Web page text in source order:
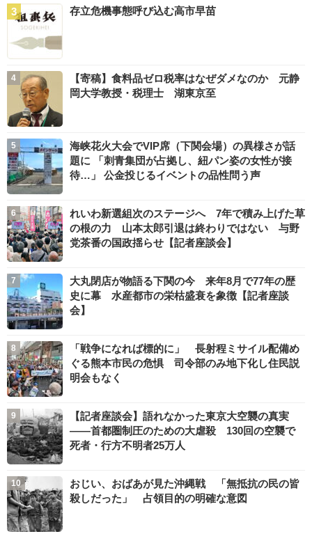
存立危機事態呼び込む高市早苗
【寄稿】食料品ゼロ税率はなぜダメなのか 元静
岡大学教授・税理士 湖東京至
海峡花火大会でVIP席（下関会場）の異様さが話
題に 「刺青集団が占拠し、紐パン姿の女性が接
待…」 公金投じるイベントの品性問う声
れいわ新選組次のステージへ 7年で積み上げた草
の根の力 山本太郎引退は終わりではない 与野
党茶番の国政揺らせ【記者座談会】
大丸閉店が物語る下関の今 来年8月で77年の歴
史に幕 水産都市の栄枯盛衰を象徴【記者座談
会】
「戦争になれば標的に」 長射程ミサイル配備め
ぐる熊本市民の危惧 司令部のみ地下化し住民説
明会もなく
【記者座談会】語れなかった東京大空襲の真実
――首都圏制圧のための大虐殺 130回の空襲で
死者・行方不明者25万人
おじい、おばあが見た沖縄戦 「無抵抗の民の皆
殺しだった」 占領目的の明確な意図